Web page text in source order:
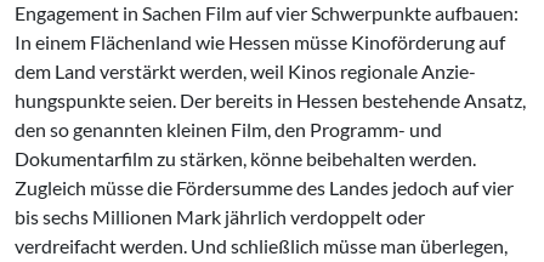
Engage­ment in Sachen Film auf vier Schwerpunkte aufbauen:
In einem Flächenland wie Hessen müsse Kino­förderung auf
dem Land verstärkt werden, weil Kinos regionale Anzie­
hungspunkte seien. Der bereits in Hessen bestehende Ansatz,
den so­ genannten kleinen Film, den Programm- und
Dokumentarfilm zu stärken, könne beibehalten werden.
Zugleich müsse die Fördersumme des Landes jedoch auf vier
bis sechs Millionen Mark jährlich ver­doppelt oder
verdreifacht werden. Und schließlich müsse man überlegen,